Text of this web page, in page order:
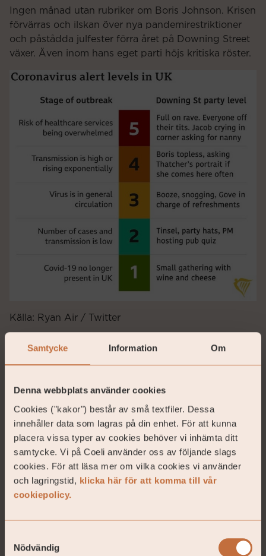
Samtycke Information Om
Denna webbplats använder cookies
Cookies ("kakor") består av små textfiler. Dessa
innehåller data som lagras på din enhet. För att kunna
placera vissa typer av cookies behöver vi inhämta ditt
samtycke. Vi på Coeli använder oss av följande slags
cookies. För att läsa mer om vilka cookies vi använder
och lagringstid, klicka här för att komma till vår
cookiepolicy.
Nödvändig
Ingen månad utan rubriker om Boris Johnson. Krisen
förvärras och ilskan över nya pandemirestriktioner
och påstådda julfester förra året på Downing Street
växer. Även inom hans eget parti höjs kritiska röster.
Källa: Ryan Air / Twitter
sannolikt ha landets största självförtroende. På
Vår nya miljöminister klarade sig så där i
utfrågningen om hur många kärnkraftverk Sverige
har i drift och hur många som tagits ur bruk. Hon
chansade på att två stängts ned och tre är i bruk.
Rätt svar är att sex stängts ned och sex är kvar i
bruk. Hon är säkert jättebra på andra saker.